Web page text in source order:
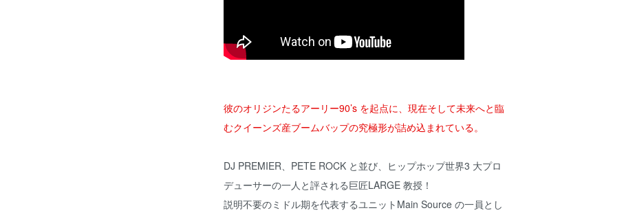
彼のオリジンたるアーリー90’s を起点に、現在そして未来へと臨
むクイーンズ産ブームバップの究極形が詰め込まれている。
DJ PREMIER、PETE ROCK と並び、ヒップホップ世界3 大プロ
デューサーの一人と評される巨匠LARGE 教授！
説明不要のミドル期を代表するユニットMain Source の一員とし